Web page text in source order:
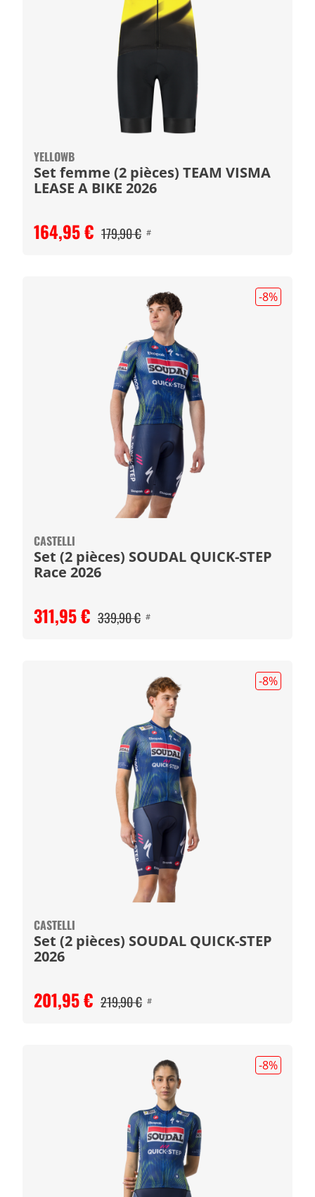
YELLOWB
Set femme (2 pièces) TEAM VISMA
LEASE A BIKE 2026
164,95 € 179,90 € #
-8%
CASTELLI
Set (2 pièces) SOUDAL QUICK-STEP
Race 2026
311,95 € 339,90 € #
-8%
CASTELLI
Set (2 pièces) SOUDAL QUICK-STEP
2026
201,95 € 219,90 € #
-8%